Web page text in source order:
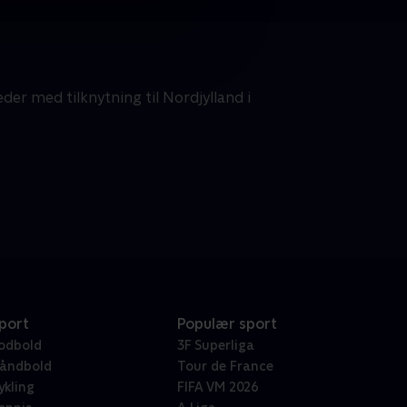
med tilknytning til Nordjylland i
Populær sport
3F Superliga
Tour de France
FIFA VM 2026